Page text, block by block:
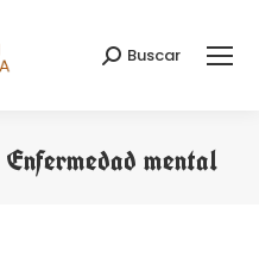
Buscar:
Buscar
Enfermedad mental